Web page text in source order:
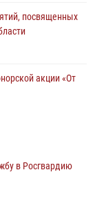
посвященных
акции «От
оружия от
в Росгвардию